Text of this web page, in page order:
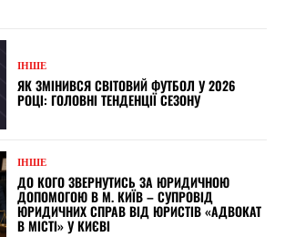
ІНШЕ
ЯК ЗМІНИВСЯ СВІТОВИЙ ФУТБОЛ У 2026
РОЦІ: ГОЛОВНІ ТЕНДЕНЦІЇ СЕЗОНУ
ІНШЕ
ДО КОГО ЗВЕРНУТИСЬ ЗА ЮРИДИЧНОЮ
ДОПОМОГОЮ В М. КИЇВ – СУПРОВІД
ЮРИДИЧНИХ СПРАВ ВІД ЮРИСТІВ «АДВОКАТ
В МІСТІ» У КИЄВІ